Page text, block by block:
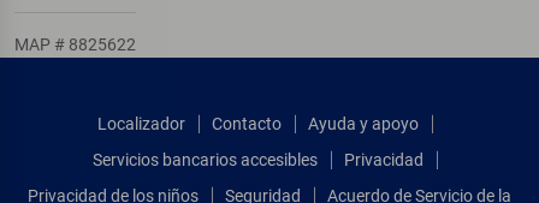
MAP # 8825622
Localizador Contacto
Ayuda y apoyo
Servicios bancarios accesibles
Privacidad
Privacidad de los niños
Seguridad
Acuerdo de Servicio de la